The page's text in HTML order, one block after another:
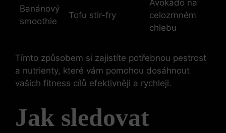
Banánový
smoothie
Tofu stir-fry
Avokádo na
celozrnném
chlebu
Tímto způsobem si zajistíte potřebnou pestrost
a nutrienty, které vám pomohou dosáhnout
vašich fitness cílů efektivněji a rychleji.
Jak sledovat